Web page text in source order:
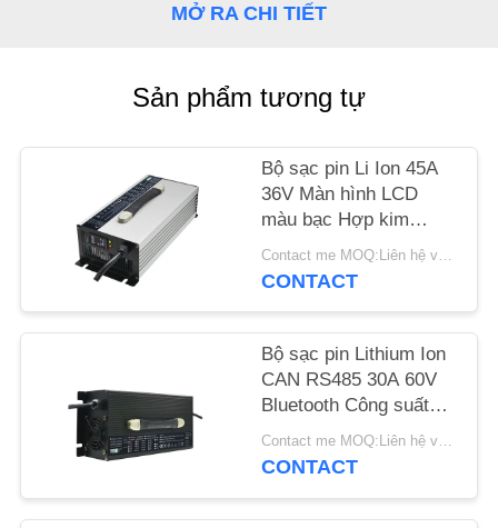
HỆ
CHÚNG
TỨC
TRƯỜNG
MỞ RA CHI TIẾT
Sản phẩm tương tự
Bộ sạc pin Li Ion 45A
36V Màn hình LCD
màu bạc Hợp kim
nhôm
Contact me MOQ:Liên hệ với tôi
CONTACT
Bộ sạc pin Lithium Ion
CAN RS485 30A 60V
Bluetooth Công suất
cao
Contact me MOQ:Liên hệ với tôi
CONTACT